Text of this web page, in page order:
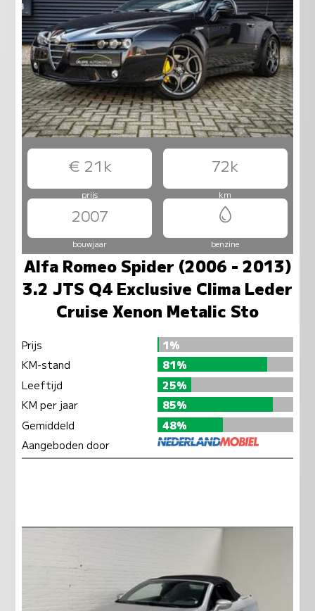
€ 21k 72k
prijs km
2007
bouwjaar benzine
Alfa Romeo Spider (2006 - 2013)
3.2 JTS Q4 Exclusive Clima Leder
Cruise Xenon Metalic Sto
Prijs
1%
KM-stand
81%
Leeftijd
25%
KM per jaar
85%
Gemiddeld
48%
Aangeboden door